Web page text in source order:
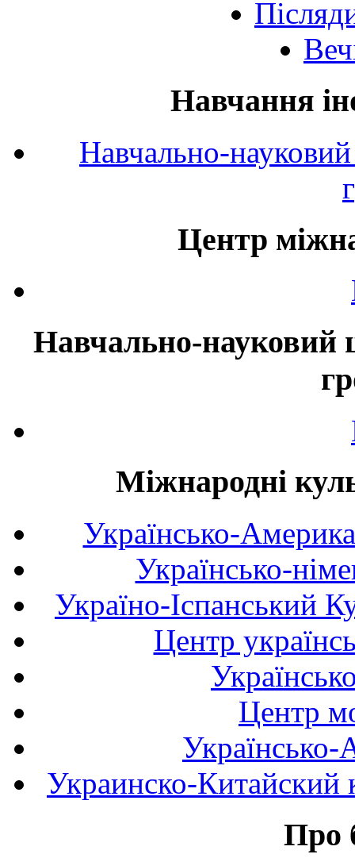
Навчання
Навчально-
Центр
Навчально-науковий
Міжнародні
Українсько-
Українсько-
Україно-Іспанський
Центр
Центр
Українсько-
Украинско-Китайский
Про